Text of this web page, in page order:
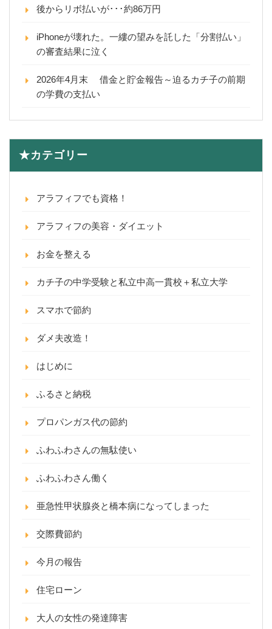
後からリボ払いが･･･約86万円
iPhoneが壊れた。一縷の望みを託した「分割払い」
の審査結果に泣く
2026年4月末 借金と貯金報告～迫るカチ子の前期
の学費の支払い
★カテゴリー
アラフィフでも資格！
アラフィフの美容・ダイエット
お金を整える
カチ子の中学受験と私立中高一貫校＋私立大学
スマホで節約
ダメ夫改造！
はじめに
ふるさと納税
プロパンガス代の節約
ふわふわさんの無駄使い
ふわふわさん働く
亜急性甲状腺炎と橋本病になってしまった
交際費節約
今月の報告
住宅ローン
大人の女性の発達障害